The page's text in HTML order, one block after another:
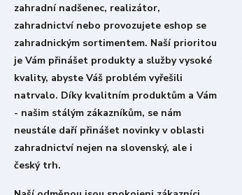
zahradní nadšenec, realizátor,
zahradnictví nebo provozujete eshop se
zahradnickým sortimentem. Naší prioritou
je Vám přinášet produkty a služby vysoké
kvality, abyste Váš problém vyřešili
natrvalo. Díky kvalitním produktům a Vám
- našim stálým zákazníkům, se nám
neustále daří přinášet novinky v oblasti
zahradnictví nejen na slovenský, ale i
český trh.